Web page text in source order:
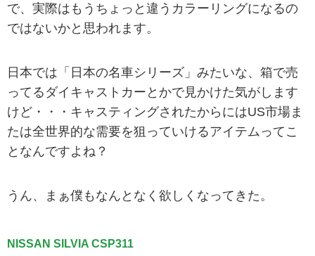
で、実際はもうちょっと違うカラーリングになるの
ではないかと思われます。
日本では「日本の名車シリーズ」みたいな、箱で売
ってるダイキャストカーとかで見かけた気がします
けど・・・キャスティングされたからにはUS市場ま
たは全世界的な需要を狙っていけるアイテムってこ
となんですよね？
うん、まぁ僕もなんとなく欲しくなってきた。
NISSAN SILVIA CSP311